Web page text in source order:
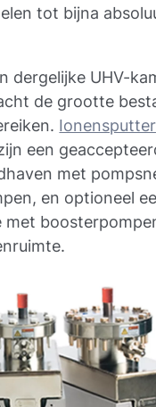
tot bijna
dergelijke UHV-
de grootte
een
met
en optioneel